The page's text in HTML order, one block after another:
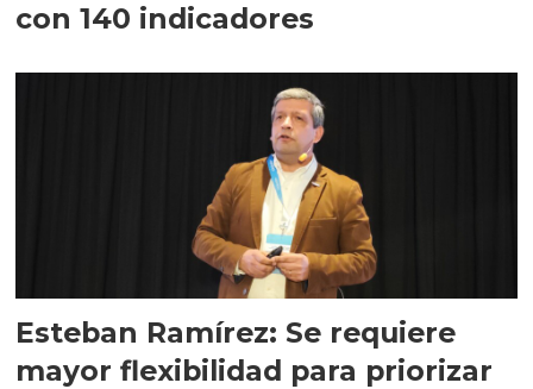
con 140 indicadores
Esteban Ramírez: Se requiere
mayor flexibilidad para priorizar